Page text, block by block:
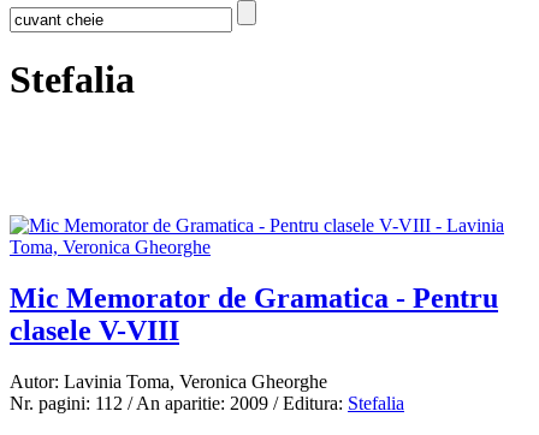
Stefalia
Mic Memorator de Gramatica - Pentru
clasele V-VIII
Autor: Lavinia Toma, Veronica Gheorghe
Nr. pagini: 112 / An aparitie: 2009 / Editura: Stefalia